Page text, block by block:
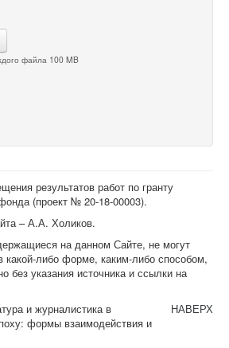
файла 100 MB
результатов работ по гранту
(проект № 20-18-00003).
– А.А. Холиков.
на данном Сайте, не могут
какой-либо форме, каким-либо способом,
без указания источника и ссылки на
НАВЕРХ
и журналистика в
формы взаимодействия и